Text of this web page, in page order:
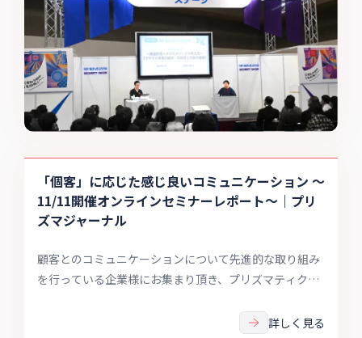
「個客」に応じた感じ良いコミュニケーション 〜
11/11開催オンラインセミナーレポート〜｜プリ
ズマジャーナル
顧客とのコミュニケーションについて先進的な取り組み
を行っている企業様にお集まり頂き、プリズマティクス
し、併せて“見逃し”してしまった方へ向け動画アーカイ
詳しく見る